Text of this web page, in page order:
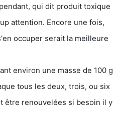
qui dit produit toxique
attention. Encore une fois,
occuper serait la meilleure
environ une masse de 100 g
tous les deux, trois, ou six
être renouvelées si besoin il y